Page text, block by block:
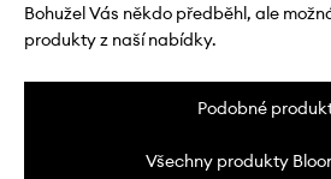
Bohužel Vás někdo předběhl, ale
produkty z naší nabídky.
Podobné
Všechny produkty